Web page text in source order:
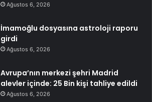
Ağustos 6, 2026
İmamoğlu dosyasına astroloji raporu
girdi
Ağustos 6, 2026
Avrupa’nın merkezi şehri Madrid
alevler içinde: 25 Bin kişi tahliye edildi
Ağustos 6, 2026